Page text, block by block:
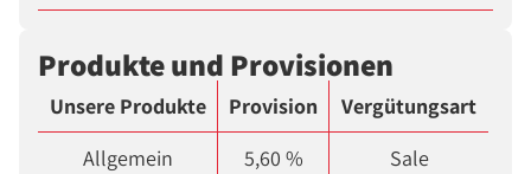
Produkte und Provisionen
Unsere Produkte Provision
Vergütungsart
Allgemein
5,60 % Sale